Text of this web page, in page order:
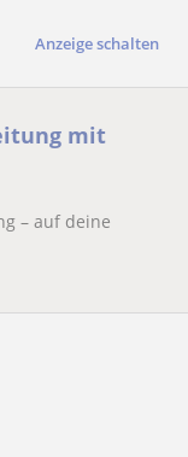
Anzeige schalten
mit
– auf deine